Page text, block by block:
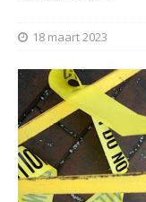
18 maart 2023